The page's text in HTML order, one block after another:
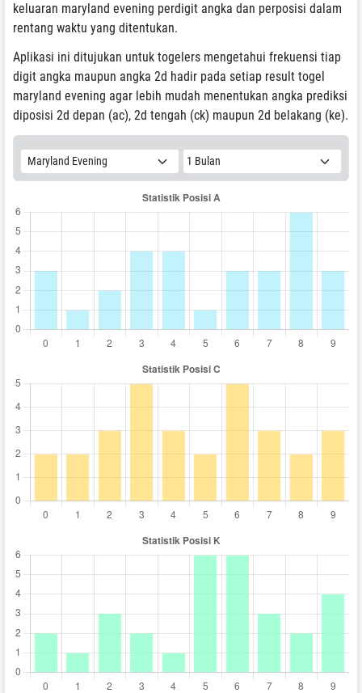
keluaran maryland evening perdigit angka dan perposisi dalam
rentang waktu yang ditentukan.
Aplikasi ini ditujukan untuk togelers mengetahui frekuensi tiap
digit angka maupun angka 2d hadir pada setiap result togel
maryland evening agar lebih mudah menentukan angka prediksi
diposisi 2d depan (ac), 2d tengah (ck) maupun 2d belakang (ke).